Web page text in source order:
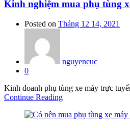
Kinh nghiệm mua phụ tùng
Posted on Tháng 12 14, 2021
nguyencuc
0
Kinh doanh phụ tùng xe máy trực
Continue Reading